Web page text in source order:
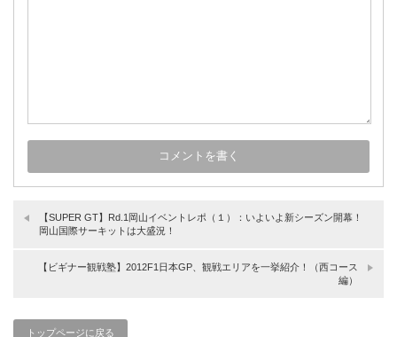
【SUPER GT】Rd.1岡山イベントレポ（１）：いよいよ新シーズン開幕！
岡山国際サーキットは大盛況！
【ビギナー観戦塾】2012F1日本GP、観戦エリアを一挙紹介！（西コース
編）
トップページに戻る